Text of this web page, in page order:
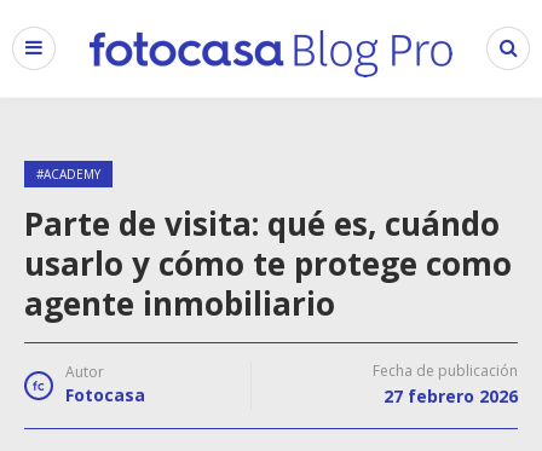
#ACADEMY
Parte de visita: qué es, cuándo
usarlo y cómo te protege como
agente inmobiliario
Autor
Fotocasa
Fecha de publicación
27 febrero 2026